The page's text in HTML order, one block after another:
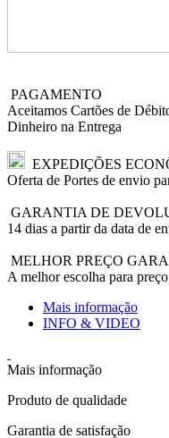
PAGAMENTO
Aceitamos Cartões de
Dinheiro na Entrega
EXPEDIÇÕES
Oferta de Portes de envio
GARANTIA DE
14 dias a partir da data de
MELHOR PREÇO
A melhor escolha para
Mais informação
INFO & VIDEO
Mais informação
Produto de qualidade
Garantia de satisfação